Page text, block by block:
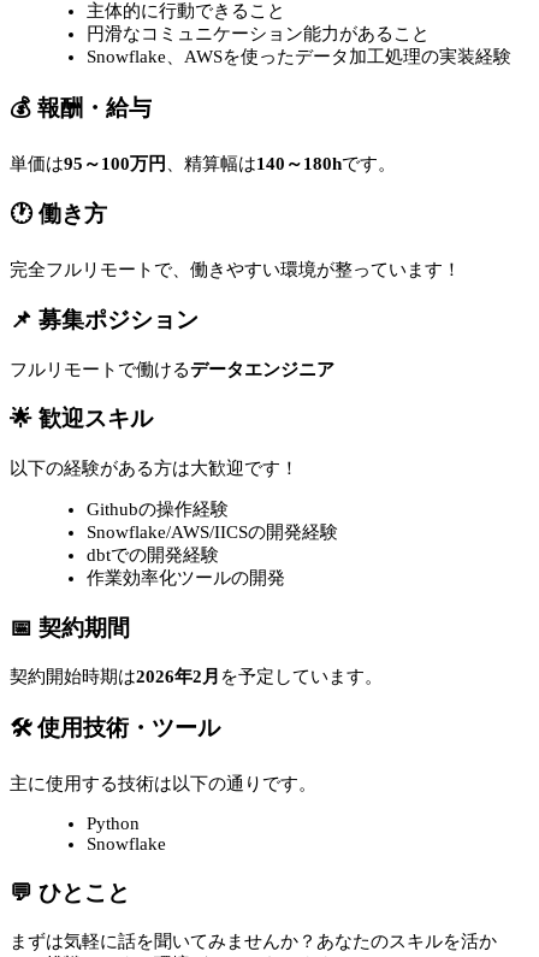
主体的に行動できること
円滑なコミュニケーション能力があること
Snowflake、AWSを使ったデータ加工処理の実装経験
💰 報酬・給与
単価は95～100万円 、精算幅は140～180hです。
🕐 働き方
完全フルリモートで、働きやすい環境が整っています！
📌 募集ポジション
フルリモートで働けるデータエンジニア
🌟 歓迎スキル
以下の経験がある方は大歓迎です！
Githubの操作経験
Snowflake/AWS/IICSの開発経験
dbtでの開発経験
作業効率化ツールの開発
📅 契約期間
契約開始時期は2026年2月 を予定しています。
🛠 使用技術・ツール
主に使用する技術は以下の通りです。
Python
Snowflake
💬 ひとこと
まずは気軽に話を聞いてみませんか？あなたのスキルを活か